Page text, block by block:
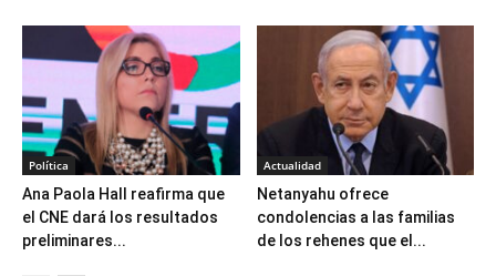
Política
Ana Paola Hall reafirma que
el CNE dará los resultados
preliminares...
Actualidad
Netanyahu ofrece
condolencias a las familias
de los rehenes que el...